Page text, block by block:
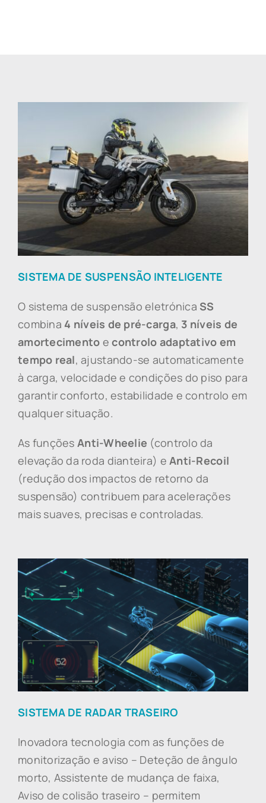
SISTEMA DE SUSPENSÃO INTELIGENTE
O sistema de suspensão eletrónica SS
combina 4 níveis de pré-carga, 3 níveis de
amortecimento econtrolo adaptativo em
tempo real, ajustando-se automaticamente
à carga, velocidade e condições do piso para
garantir conforto, estabilidade e controlo em
qualquer situação.
As funções Anti-Wheelie (controlo da
elevação da roda dianteira) eAnti-Recoil
(redução dos impactos de retorno da
suspensão) contribuem para acelerações
mais suaves, precisas e controladas.
SISTEMA DE RADAR TRASEIRO
Inovadora tecnologia com as funções de
monitorização e aviso – Deteção de ângulo
morto, Assistente de mudança de faixa,
Aviso de colisão traseiro – permitem